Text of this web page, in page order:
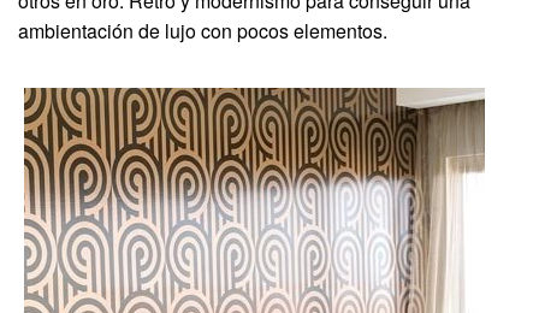
ambientación de lujo con pocos elementos.